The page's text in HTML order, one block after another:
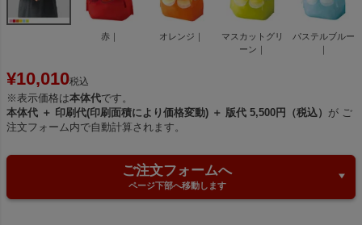
赤｜ オレンジ｜
マスカットグリ
ーン｜
パステルブルー
¥10,010税込
※表示価格は本体代です。
本体代 ＋ 印刷代(印刷面積により価格変動) ＋ 版代 5,500円（税込） が ご
注文フォーム内で自動計算されます。
ご注文フォームへ
ページ下部へ移動します